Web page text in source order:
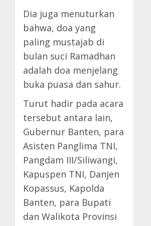
Dia juga menuturkan
bahwa, doa yang
paling mustajab di
bulan suci Ramadhan
adalah doa menjelang
buka puasa dan sahur.
Turut hadir pada acara
tersebut antara lain,
Gubernur Banten, para
Asisten Panglima TNI,
Pangdam III/Siliwangi,
Kapuspen TNI, Danjen
Kopassus, Kapolda
Banten, para Bupati
dan Walikota Provinsi